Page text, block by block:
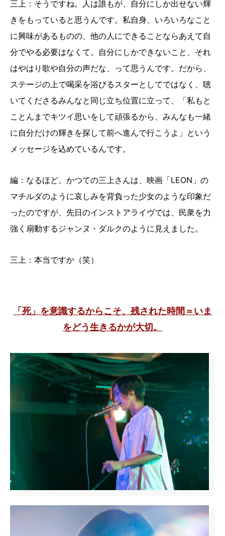
三上：そうですね。人は誰もが、自分にしか出せない輝
きをもっていると思うんです。私自身、いろいろなこと
に興味があるものの、他の人にできることならあえて自
分でやる必要はなくて。自分にしかできないこと、それ
はやはり歌や自分の声だな、って思うんです。だから、
ステージの上で喝采を浴びるスターとしてではなく、聴
いてくださるみんなと同じ立ち位置に立って、「私もと
ことんまでキツイ思いをして頑張るから、みんなも一緒
に自分だけの輝きを探して前へ進んで行こうよ」という
メッセージを込めているんです。
編：なるほど。かつての三上さんは、映画「LEON」の
マチルダのように哀しみを背負った少女のような印象だ
ったのですが、先日のインストアライヴでは、民衆を力
強く扇動するジャンヌ・ダルクのように見えました。
三上：本当ですか（笑）
「死」を意識するからこそ、 残された時間＝いま
をどう生きるかが大切。